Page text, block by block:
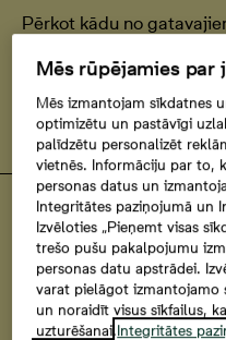
Pērkot kādu no
dāvanā saņem
iekļautu iebūvēto
atsevišķi.
Būvniecības stadija
Pieejami gatavi
un pārcelies jau
Mēs rūpējamies par
Mēs izmantojam sīkdatnes
optimizētu un pastāvīgi
palīdzētu personalizēt
vietnēs. Informāciju par to,
personas datus un
Integritātes paziņojumā un
Izvēloties „Pieņemt visas
trešo pušu pakalpojumu
personas datu apstrādei.
varat pielāgot izmantojamo
un noraidīt visus sīkfailus,
uzturēšanai.Integritātes